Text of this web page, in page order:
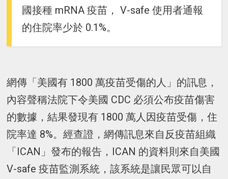
國接種 mRNA 疫苗， V-safe 使用者通報
的住院率少於 0.1%。
網傳「美國有 1800 萬疫苗受傷的人」的訊息，
內容聲稱法院下令美國 CDC 必須公布疫苗傷害
的數據，結果發現有 1800 萬人因疫苗受傷，住
院率達 8%。經查證，網傳訊息來自反疫苗組織
「ICAN」發布的報告，ICAN 的資料則來自美國
V-safe 疫苗監測系統，該系統是讓民眾可以自